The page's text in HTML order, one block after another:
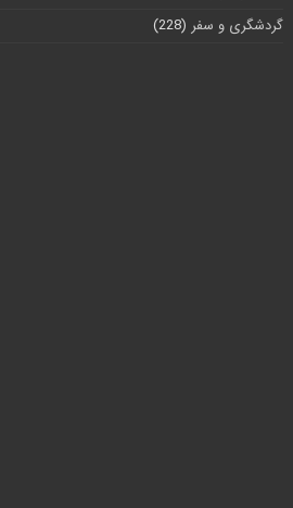
گردشگری و سفر (228)